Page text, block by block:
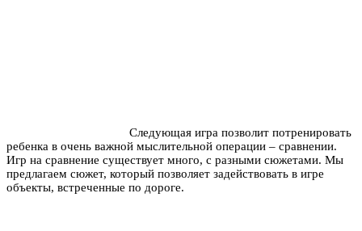
Следующая игра позволит потренировать
ребенка в очень важной мыслительной операции – сравнении.
Игр на сравнение существует много, с разными сюжетами. Мы
предлагаем сюжет, который позволяет задействовать в игре
объекты, встреченные по дороге.